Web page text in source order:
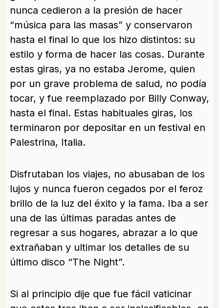
nunca cedieron a la presión de hacer
“música para las masas” y conservaron
hasta el final lo que los hizo distintos: su
estilo y forma de hacer las cosas. Durante
estas giras, ya no estaba Jerome, quien
por un grave problema de salud, no podía
tocar, y fue reemplazado por Billy Conway,
hasta el final. Estas habituales giras, los
terminaron por depositar en un festival en
Palestrina, Italia.
Disfrutaban los viajes, no abusaban de los
lujos y nunca fueron cegados por el feroz
brillo de la luz del éxito y la fama. Iba a ser
una de las últimas paradas antes de
regresar a sus hogares, abrazar a lo que
extrañaban y ultimar los detalles de su
último disco “The Night”.
Si al principio dije que fue fácil vaticinar